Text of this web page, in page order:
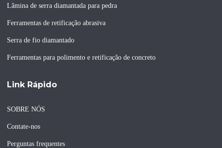
Lâmina de serra diamantada para pedra
Ferramentas de retificação abrasiva
Serra de fio diamantado
Ferramentas para polimento e retificação de concreto
Link Rápido
SOBRE NÓS
Contate-nos
Perguntas frequentes